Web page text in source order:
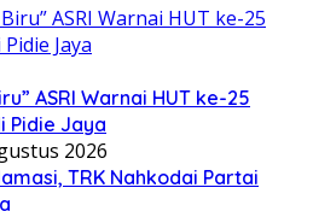
ASRI Warnai HUT ke-25
Pidie Jaya
2026
TRK Nahkodai Partai